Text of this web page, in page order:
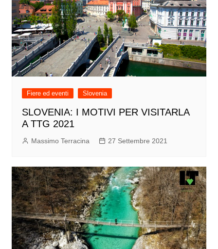
Fiere ed eventi Slovenia
SLOVENIA: I MOTIVI PER VISITARLA
A TTG 2021
Massimo Terracina 27 Settembre 2021